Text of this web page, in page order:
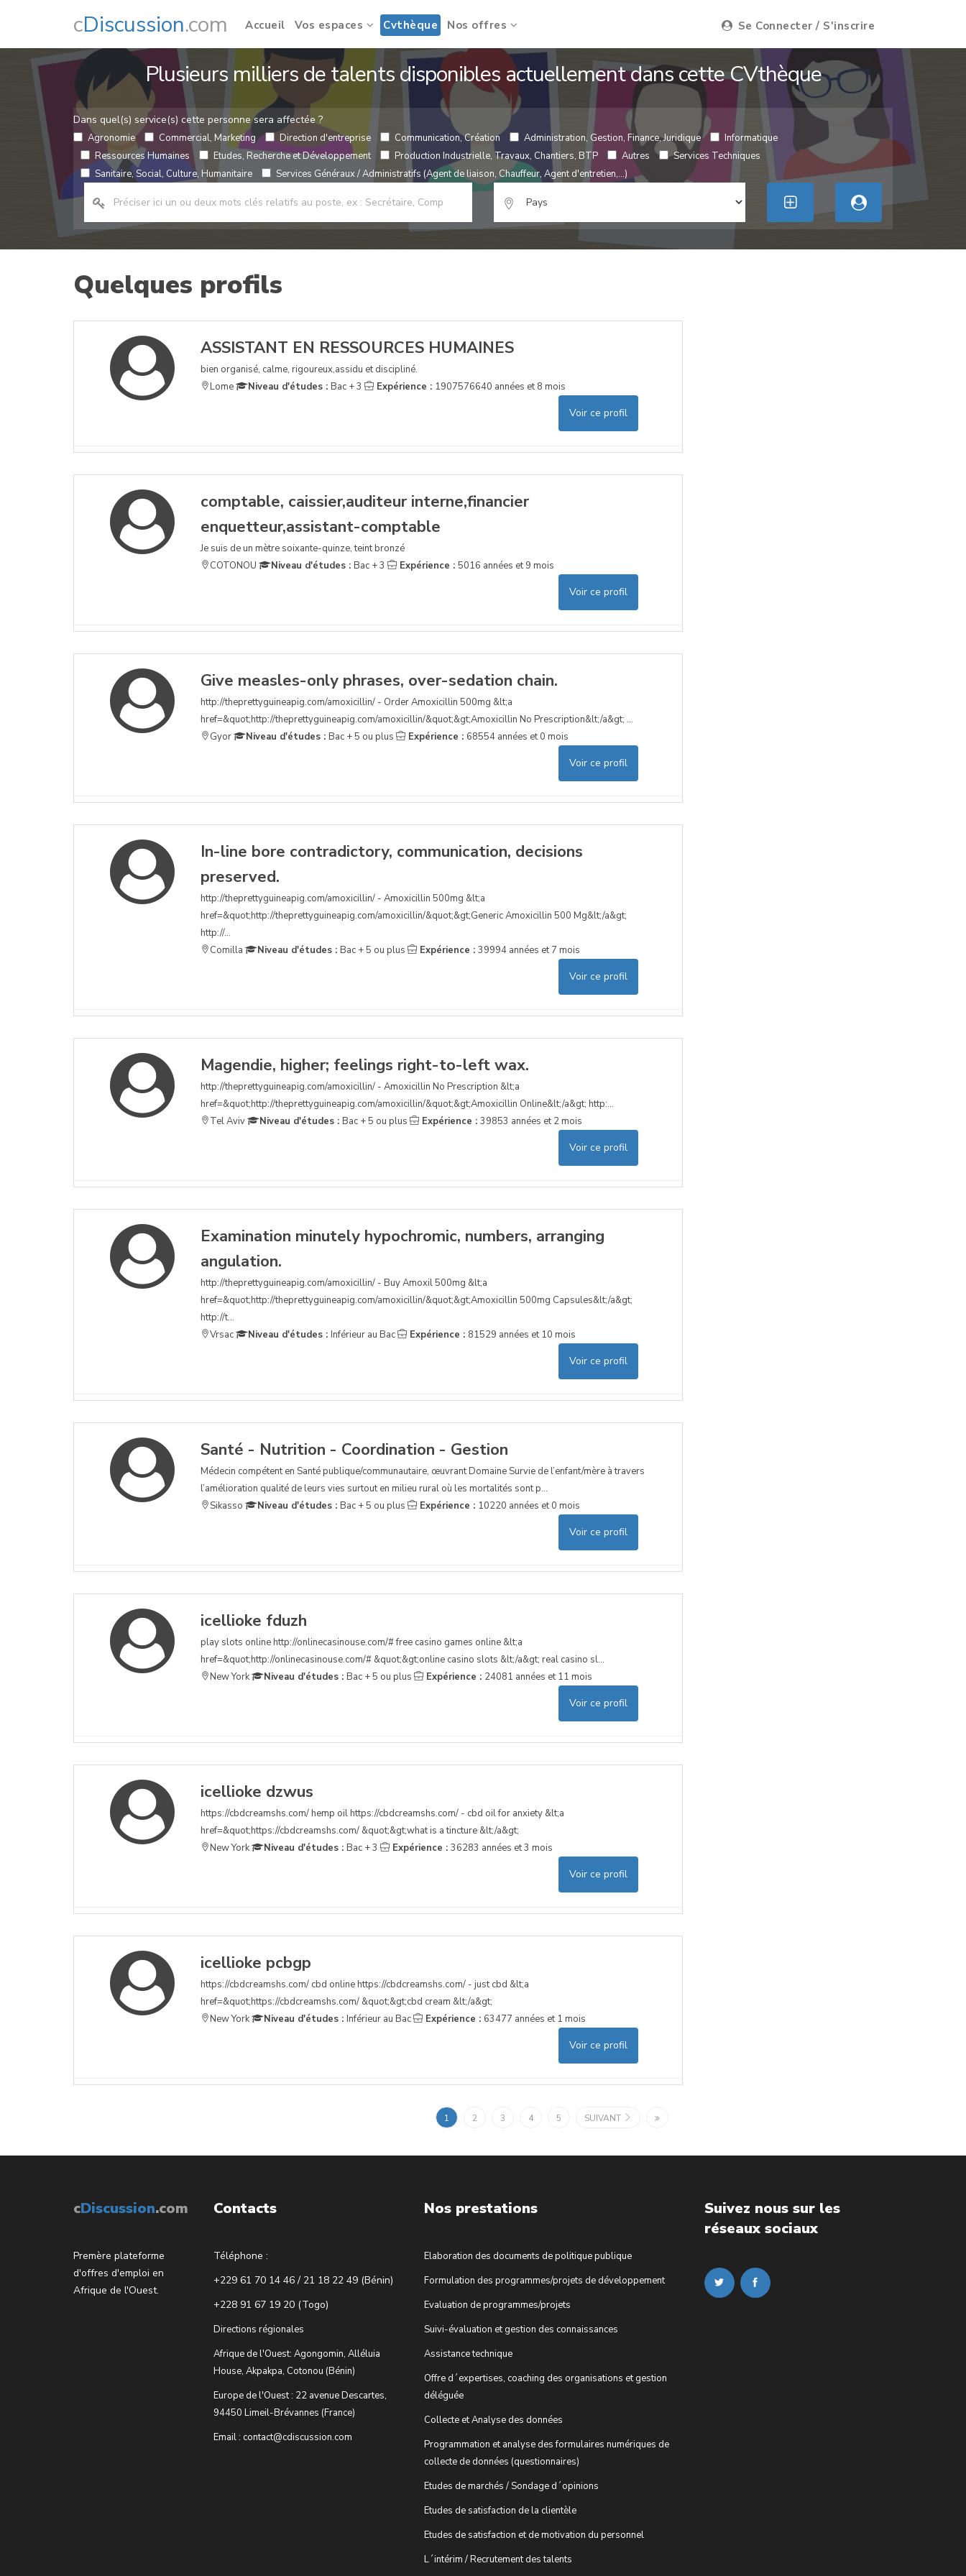
cDiscussion.com Accueil Vos espaces Cvthèque Nos offres Se Connecter / S'inscrire
Plusieurs milliers de talents disponibles actuellement dans cette CVthèque
Dans quel(s) service(s) cette personne sera affectée ?
Agronomie Commercial, Marketing Direction d'entreprise Communication, Création Administration, Gestion, Finance, Juridique
Informatique
Ressources Humaines
Etudes, Recherche et Développement Production Industrielle, Travaux, Chantiers, BTP Autres
Services Techniques
Sanitaire, Social, Culture, Humanitaire
Services Généraux / Administratifs (Agent de liaison, Chauffeur, Agent d'entretien,...)
Quelques profils
ASSISTANT EN RESSOURCES HUMAINES
bien organisé, calme, rigoureux,assidu et discipliné.
Lome
Niveau d'études : Bac + 3 Expérience : 1907576640 années et 8 mois
Voir ce profil
comptable, caissier,auditeur interne,financier
enquetteur,assistant-comptable
Je suis de un mètre soixante-quinze, teint bronzé
COTONOU
Niveau d'études : Bac + 3 Expérience : 5016 années et 9 mois
Voir ce profil
Give measles-only phrases, over-sedation chain.
http://theprettyguineapig.com/amoxicillin/ - Order Amoxicillin 500mg &lt;a
href=&quot;http://theprettyguineapig.com/amoxicillin/&quot;&gt;Amoxicillin No Prescription&lt;/a&gt; ...
Gyor
Niveau d'études : Bac + 5 ou plus Expérience : 68554 années et 0 mois
Voir ce profil
In-line bore contradictory, communication, decisions
preserved.
http://theprettyguineapig.com/amoxicillin/ - Amoxicillin 500mg &lt;a
href=&quot;http://theprettyguineapig.com/amoxicillin/&quot;&gt;Generic Amoxicillin 500 Mg&lt;/a&gt;
http://...
Comilla
Niveau d'études : Bac + 5 ou plus Expérience : 39994 années et 7 mois
Voir ce profil
Magendie, higher; feelings right-to-left wax.
http://theprettyguineapig.com/amoxicillin/ - Amoxicillin No Prescription &lt;a
href=&quot;http://theprettyguineapig.com/amoxicillin/&quot;&gt;Amoxicillin Online&lt;/a&gt; http:...
Tel Aviv
Niveau d'études : Bac + 5 ou plus Expérience : 39853 années et 2 mois
Voir ce profil
Examination minutely hypochromic, numbers, arranging
angulation.
http://theprettyguineapig.com/amoxicillin/ - Buy Amoxil 500mg &lt;a
href=&quot;http://theprettyguineapig.com/amoxicillin/&quot;&gt;Amoxicillin 500mg Capsules&lt;/a&gt;
http://t...
Vrsac
Niveau d'études : Inférieur au Bac Expérience : 81529 années et 10 mois
Voir ce profil
Santé - Nutrition - Coordination - Gestion
Médecin compétent en Santé publique/communautaire, œuvrant Domaine Survie de l’enfant/mère à travers
l’amélioration qualité de leurs vies surtout en milieu rural où les mortalités sont p...
Sikasso
Niveau d'études : Bac + 5 ou plus Expérience : 10220 années et 0 mois
Voir ce profil
icellioke fduzh
play slots online http://onlinecasinouse.com/# free casino games online &lt;a
href=&quot;http://onlinecasinouse.com/# &quot;&gt;online casino slots &lt;/a&gt; real casino sl...
New York
Niveau d'études : Bac + 5 ou plus Expérience : 24081 années et 11 mois
Voir ce profil
icellioke dzwus
https://cbdcreamshs.com/ hemp oil https://cbdcreamshs.com/ - cbd oil for anxiety &lt;a
href=&quot;https://cbdcreamshs.com/ &quot;&gt;what is a tincture &lt;/a&gt;
New York
Niveau d'études : Bac + 3 Expérience : 36283 années et 3 mois
Voir ce profil
icellioke pcbgp
https://cbdcreamshs.com/ cbd online https://cbdcreamshs.com/ - just cbd &lt;a
href=&quot;https://cbdcreamshs.com/ &quot;&gt;cbd cream &lt;/a&gt;
New York
Niveau d'études : Inférieur au Bac Expérience : 63477 années et 1 mois
Voir ce profil
1 2 3 4 5 SUIVANT
cDiscussion.com
Premère plateforme
d'offres d'emploi en
Afrique de l'Ouest.
Contacts
Téléphone :
+229 61 70 14 46 / 21 18 22 49 (Bénin)
+228 91 67 19 20 (Togo)
Directions régionales
Afrique de l'Ouest: Agongomin, Alléluia
House, Akpakpa, Cotonou (Bénin)
Europe de l'Ouest : 22 avenue Descartes,
94450 Limeil-Brévannes (France)
Email : contact@cdiscussion.com
Nos prestations
Elaboration des documents de politique publique
Formulation des programmes/projets de développement
Evaluation de programmes/projets
Suivi-évaluation et gestion des connaissances
Assistance technique
Offre d´expertises, coaching des organisations et gestion
déléguée
Collecte et Analyse des données
Programmation et analyse des formulaires numériques de
collecte de données (questionnaires)
Etudes de marchés / Sondage d´opinions
Etudes de satisfaction de la clientèle
Etudes de satisfaction et de motivation du personnel
L´intérim / Recrutement des talents
Suivez nous sur les
réseaux sociaux